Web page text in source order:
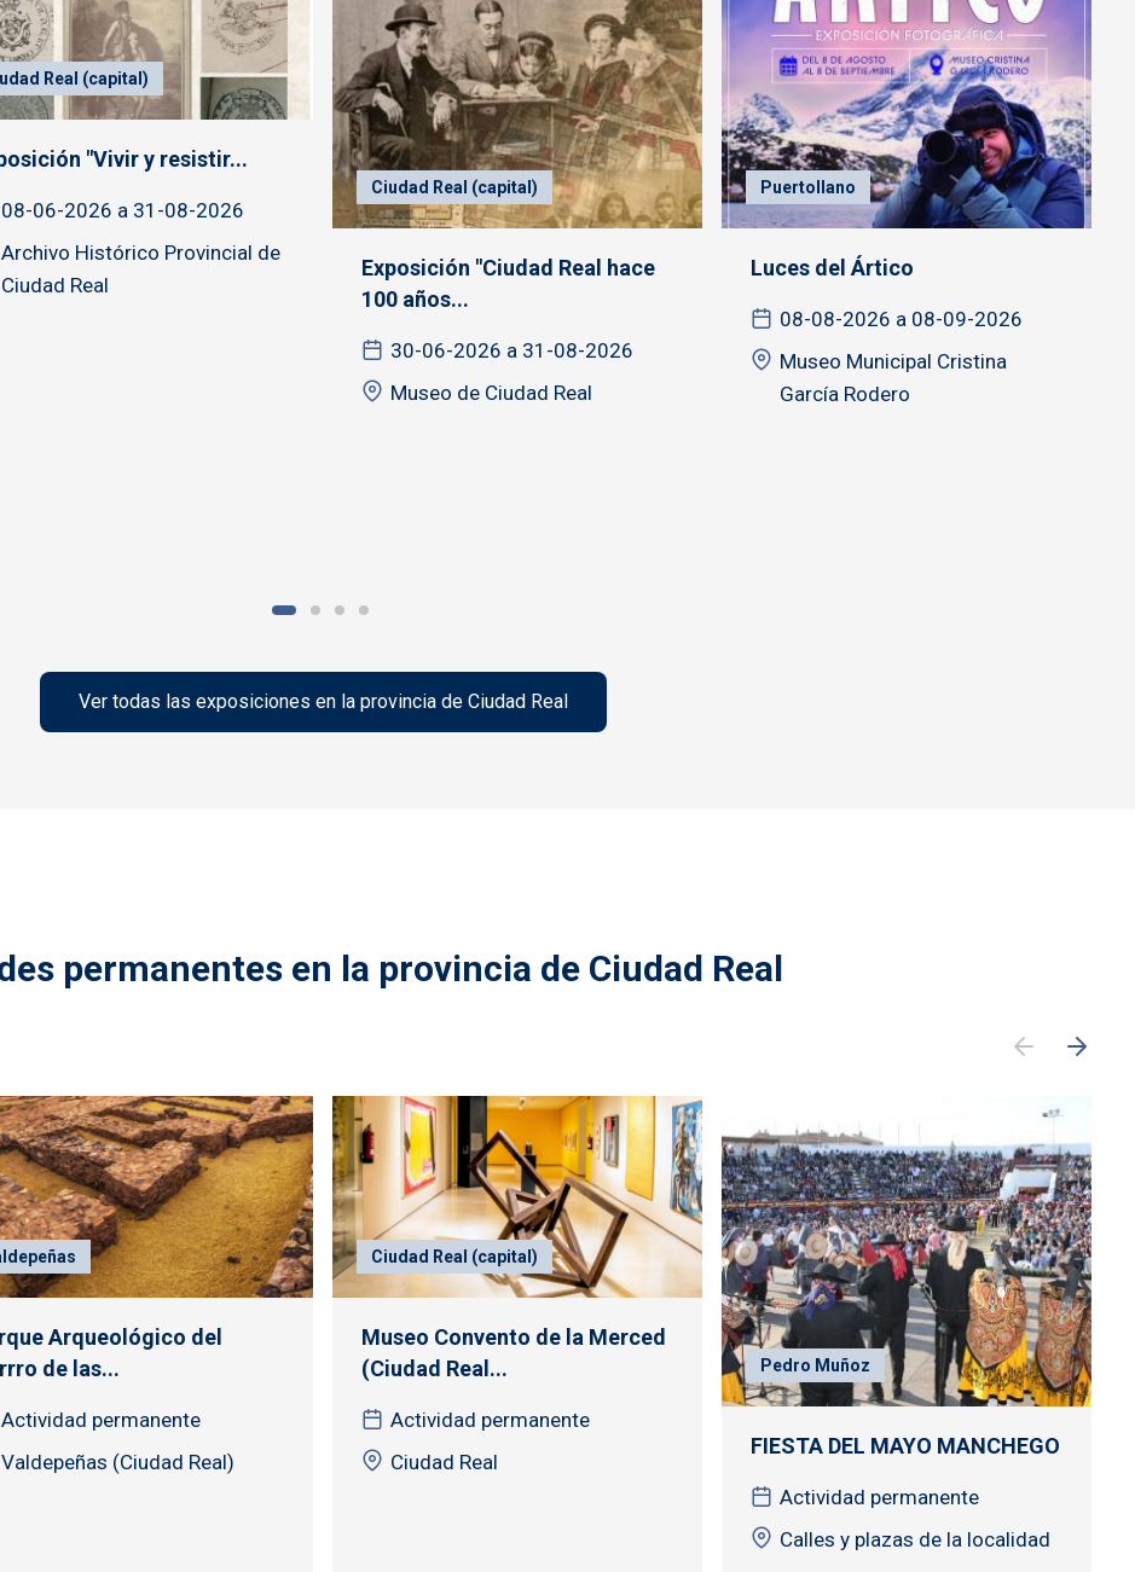
Real (capital)
"Vivir y resistir...
08-06-2026 a 31-08-2026
Archivo Histórico Provincial de
Ciudad Real
Ciudad Real (capital)
Exposición "Ciudad Real hace
100 años...
30-06-2026 a 31-08-2026
Museo de Ciudad Real
Puertollano
Luces del Ártico
08-08-2026 a 08-09-2026
Museo Municipal Cristina
García Rodero
Ver todas las exposiciones en la provincia de Ciudad Real
permanentes en la provincia de Ciudad Real
Arqueológico del
de las...
Actividad permanente
Valdepeñas (Ciudad Real)
Ciudad Real (capital)
Museo Convento de la Merced
(Ciudad Real...
Actividad permanente
Ciudad Real
Pedro Muñoz
FIESTA DEL MAYO MANCHEGO
Actividad permanente
Calles y plazas de la localidad